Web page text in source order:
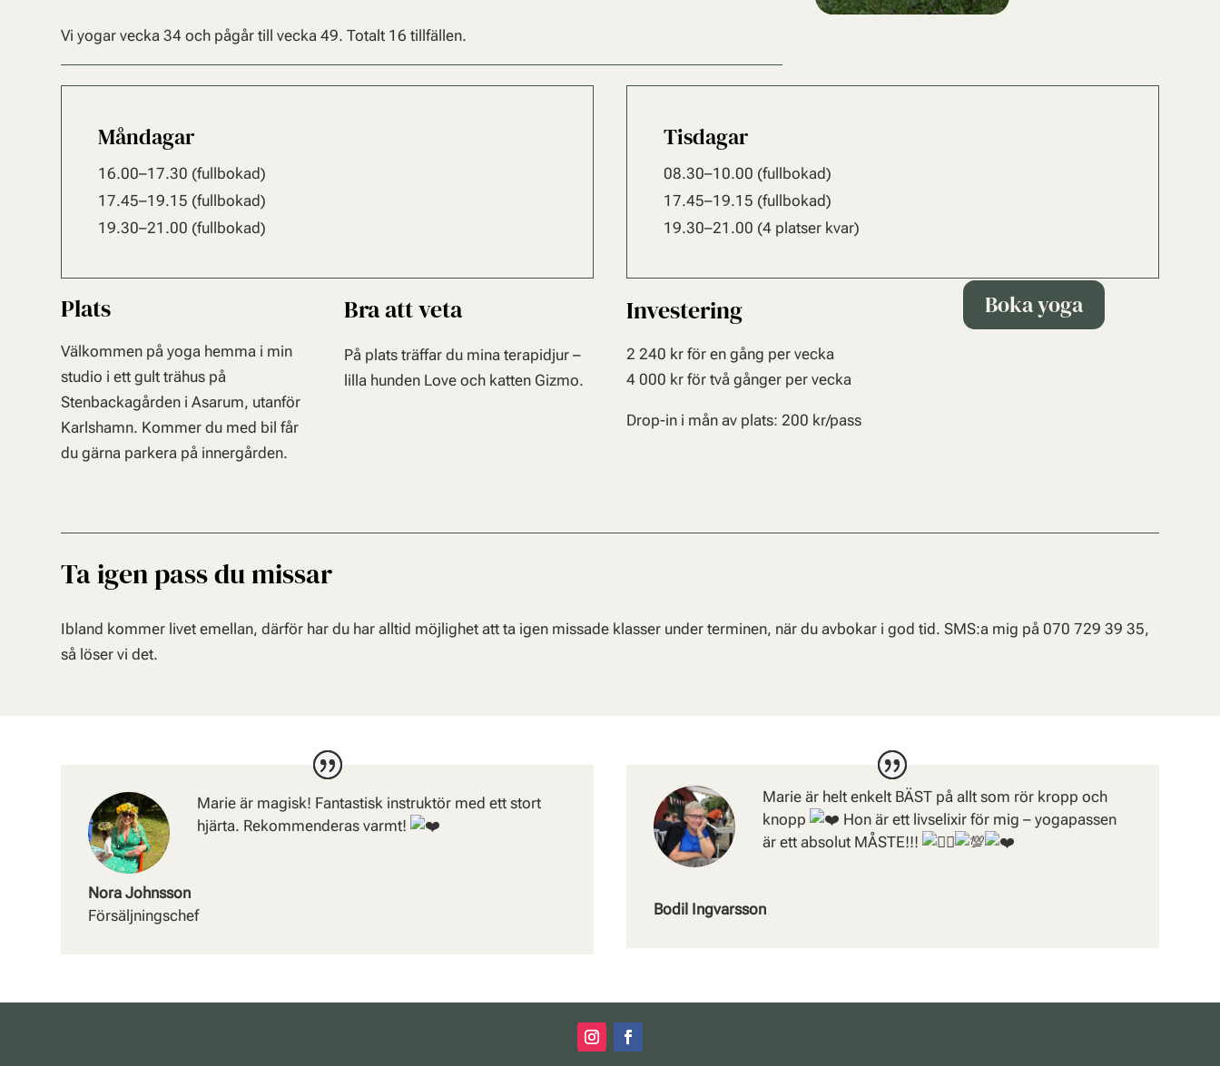
Vi yogar vecka 34 och pågår till vecka 49.Totalt 16 tillfällen.
Måndagar
16.00–17.30 (fullbokad)
17.45–19.15 (fullbokad)
19.30–21.00 (fullbokad)
Tisdagar
08.30–10.00 (fullbokad)
17.45–19.15 (fullbokad)
19.30–21.00 (4 platser kvar)
Plats
Välkommen på yoga hemma i min
studio i ett gult trähus på
Stenbackagården i Asarum, utanför
Karlshamn. Kommer du med bil får
du gärna parkera på innergården.
Bra att veta
På plats träffar du mina terapidjur –
lilla hunden Love och katten Gizmo.
Investering
2 240 kr för en gång per vecka
4 000 kr för två gånger per vecka
Drop-in i mån av plats: 200 kr/pass
Boka yoga
Ta igen pass du missar
Ibland kommer livet emellan, därför har du har alltid möjlighet att ta igen missade klasser under terminen, när du avbokar i god tid. SMS:a mig på 070 729 39 35,
så löser vi det.
Marie är magisk! Fantastisk instruktör med ett stort
hjärta. Rekommenderas varmt!
Nora Johnsson
Försäljningschef
Marie är helt enkelt BÄST på allt som rör kropp och
knopp
Hon är ett livselixir för mig – yogapassen
är ett absolut MÅSTE!!!
Bodil Ingvarsson